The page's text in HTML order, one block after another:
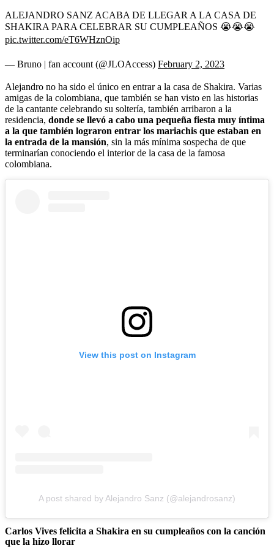
ALEJANDRO SANZ ACABA DE LLEGAR A LA CASA DE
SHAKIRA PARA CELEBRAR SU CUMPLEAÑOS 😭😭😭
pic.twitter.com/eT6WHznOip
— Bruno | fan account (@JLOAccess) February 2, 2023
Alejandro no ha sido el único en entrar a la casa de Shakira. Varias
amigas de la colombiana, que también se han visto en las historias
de la cantante celebrando su soltería, también arribaron a la
residencia, donde se llevó a cabo una pequeña fiesta muy íntima
a la que también lograron entrar los mariachis que estaban en
la entrada de la mansión, sin la más mínima sospecha de que
terminarían conociendo el interior de la casa de la famosa
colombiana.
View this post on Instagram
A post shared by Alejandro Sanz (@alejandrosanz)
Carlos Vives felicita a Shakira en su cumpleaños con la canción
que la hizo llorar